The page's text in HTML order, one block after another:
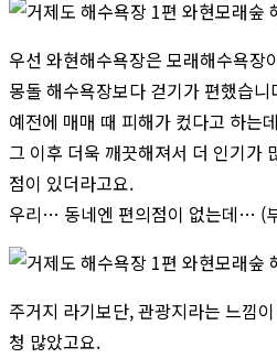
우선 와현해수욕장은 모래해수욕장
몽돌 해수욕장보다 걷기가 편했습니
예전에 매매 때 피해가 컸다고 하는
그 이후 더욱 깨끗해져서 더 인기가
점이 있더라고요.
우리… 동네엔 편의점이 없는데… (
주거지 라기보단, 관광지라는 느낌
청 많았고요.